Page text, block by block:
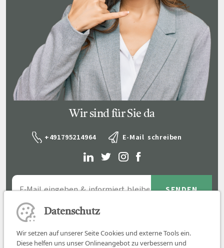
Wir sind für Sie da
+491795214964 E-Mail schreiben
Datenschutz
Wir setzen auf unserer Seite Cookies und externe Tools ein.
Diese helfen uns unser Onlineangebot zu verbessern und